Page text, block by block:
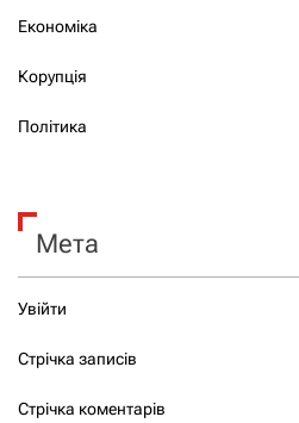
Економіка
Корупція
Політика
Мета
Увійти
Стрічка записів
Стрічка коментарів